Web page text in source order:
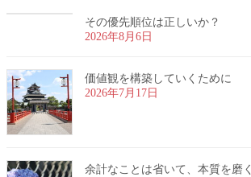
その優先順位は正しいか？
2026年8月6日
価値観を構築していくために
2026年7月17日
余計なことは省いて、本質を磨く